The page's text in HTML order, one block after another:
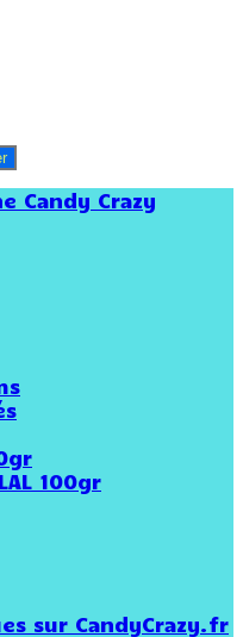
100gr
sur CandyCrazy.fr